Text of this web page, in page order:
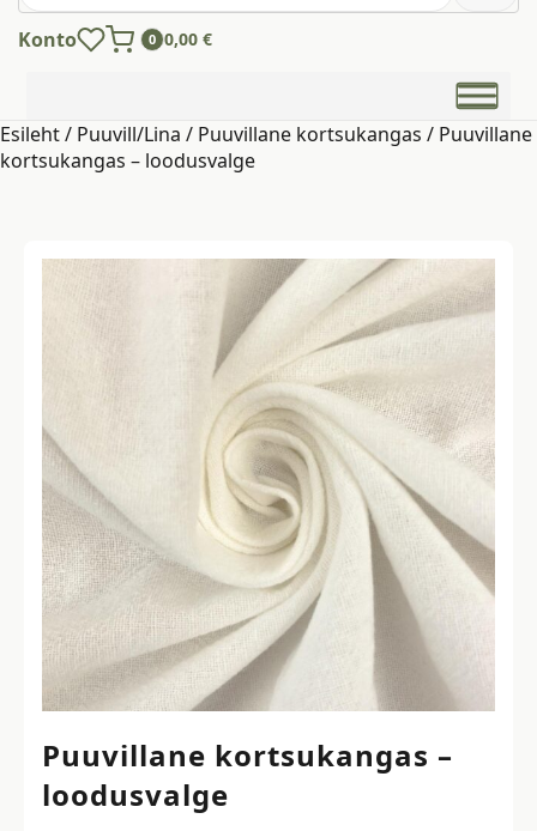
Konto 0 0,00 €
Esileht/ Puuvill/Lina / Puuvillane kortsukangas / Puuvillane
kortsukangas – loodusvalge
Puuvillane kortsukangas –
loodusvalge